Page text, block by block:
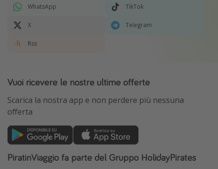
WhatsApp TikTok
X Telegram
Rss
Vuoi ricevere le nostre ultime offerte
Scarica la nostra app e non perdere più nessuna
offerta
PiratinViaggio fa parte del Gruppo HolidayPirates